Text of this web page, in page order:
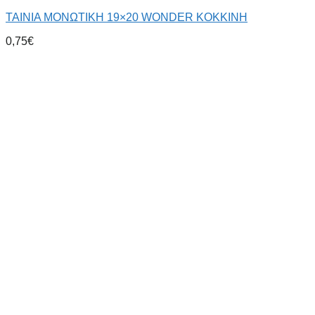
ΤΑΙΝΙΑ ΜΟΝΩΤΙΚΗ 19×20 WONDER ΚΟΚΚΙΝΗ
0,75€